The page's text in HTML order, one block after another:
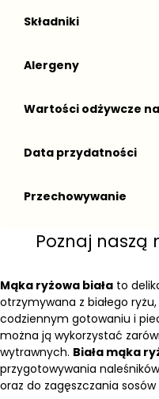
Składniki
Alergeny
Wartości odżywcze na
Data przydatności
Przechowywanie
Poznaj naszą
Mąka ryżowa biała to
otrzymywana z białego
codziennym gotowaniu i
można ją wykorzystać
wytrawnych. Biała mąka
przygotowywania
oraz do zagęszczania sosów